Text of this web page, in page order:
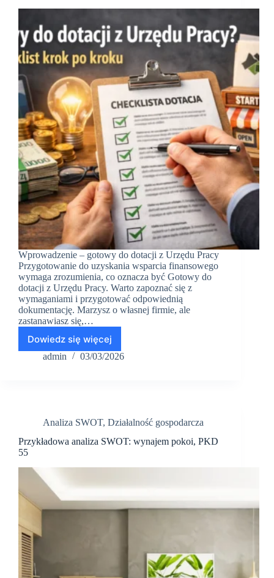
Wprowadzenie – gotowy do dotacji z Urzędu Pracy
Przygotowanie do uzyskania wsparcia finansowego
wymaga zrozumienia, co oznacza być Gotowy do
dotacji z Urzędu Pracy. Warto zapoznać się z
wymaganiami i przygotować odpowiednią
dokumentację. Marzysz o własnej firmie, ale
zastanawiasz się,…
Dowiedz się więcej
Gotowy
do
checklist
admin 03/03/2026
Analiza SWOT, Działalność gospodarcza
Przykładowa analiza SWOT: wynajem pokoi, PKD
55